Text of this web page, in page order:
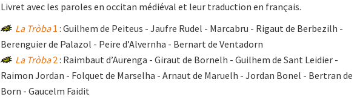
Livret avec les paroles en occitan médiéval et leur traduction en français.
La Tròba1 : Guilhem de Peiteus - Jaufre Rudel - Marcabru - Rigaut de Berbezilh -
Berenguier de Palazol - Peire d’Alvernha - Bernart de Ventadorn
La Tròba2: Raimbaut d’Aurenga - Giraut de Bornelh - Guilhem de Sant Leidier -
Raimon Jordan - Folquet de Marselha - Arnaut de Maruelh - Jordan Bonel - Bertran de
Born - Gaucelm Faidit